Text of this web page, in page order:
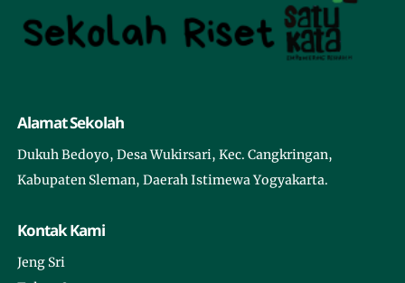
Alamat Sekolah
Dukuh Bedoyo, Desa Wukirsari, Kec. Cangkringan,
Kabupaten Sleman, Daerah Istimewa Yogyakarta.
Kontak Kami
Jeng Sri